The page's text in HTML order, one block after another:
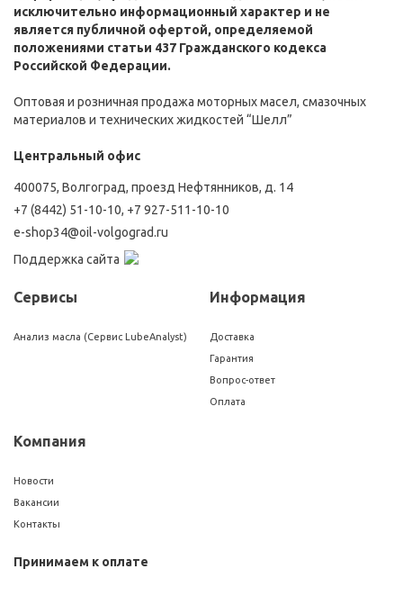
исключительно информационный характер и не
является публичной офертой, определяемой
положениями статьи 437 Гражданского кодекса
Российской Федерации.
Оптовая и розничная продажа моторных масел, смазочных
материалов и технических жидкостей “Шелл”
Центральный офис
400075, Волгоград, проезд Нефтянников, д. 14
+7 (8442) 51-10-10, +7 927-511-10-10
e-shop34@oil-volgograd.ru
Поддержка сайта
Сервисы
Анализ масла (Сервис LubeAnalyst)
Информация
Доставка
Гарантия
Вопрос-ответ
Оплата
Компания
Новости
Вакансии
Контакты
Принимаем к оплате